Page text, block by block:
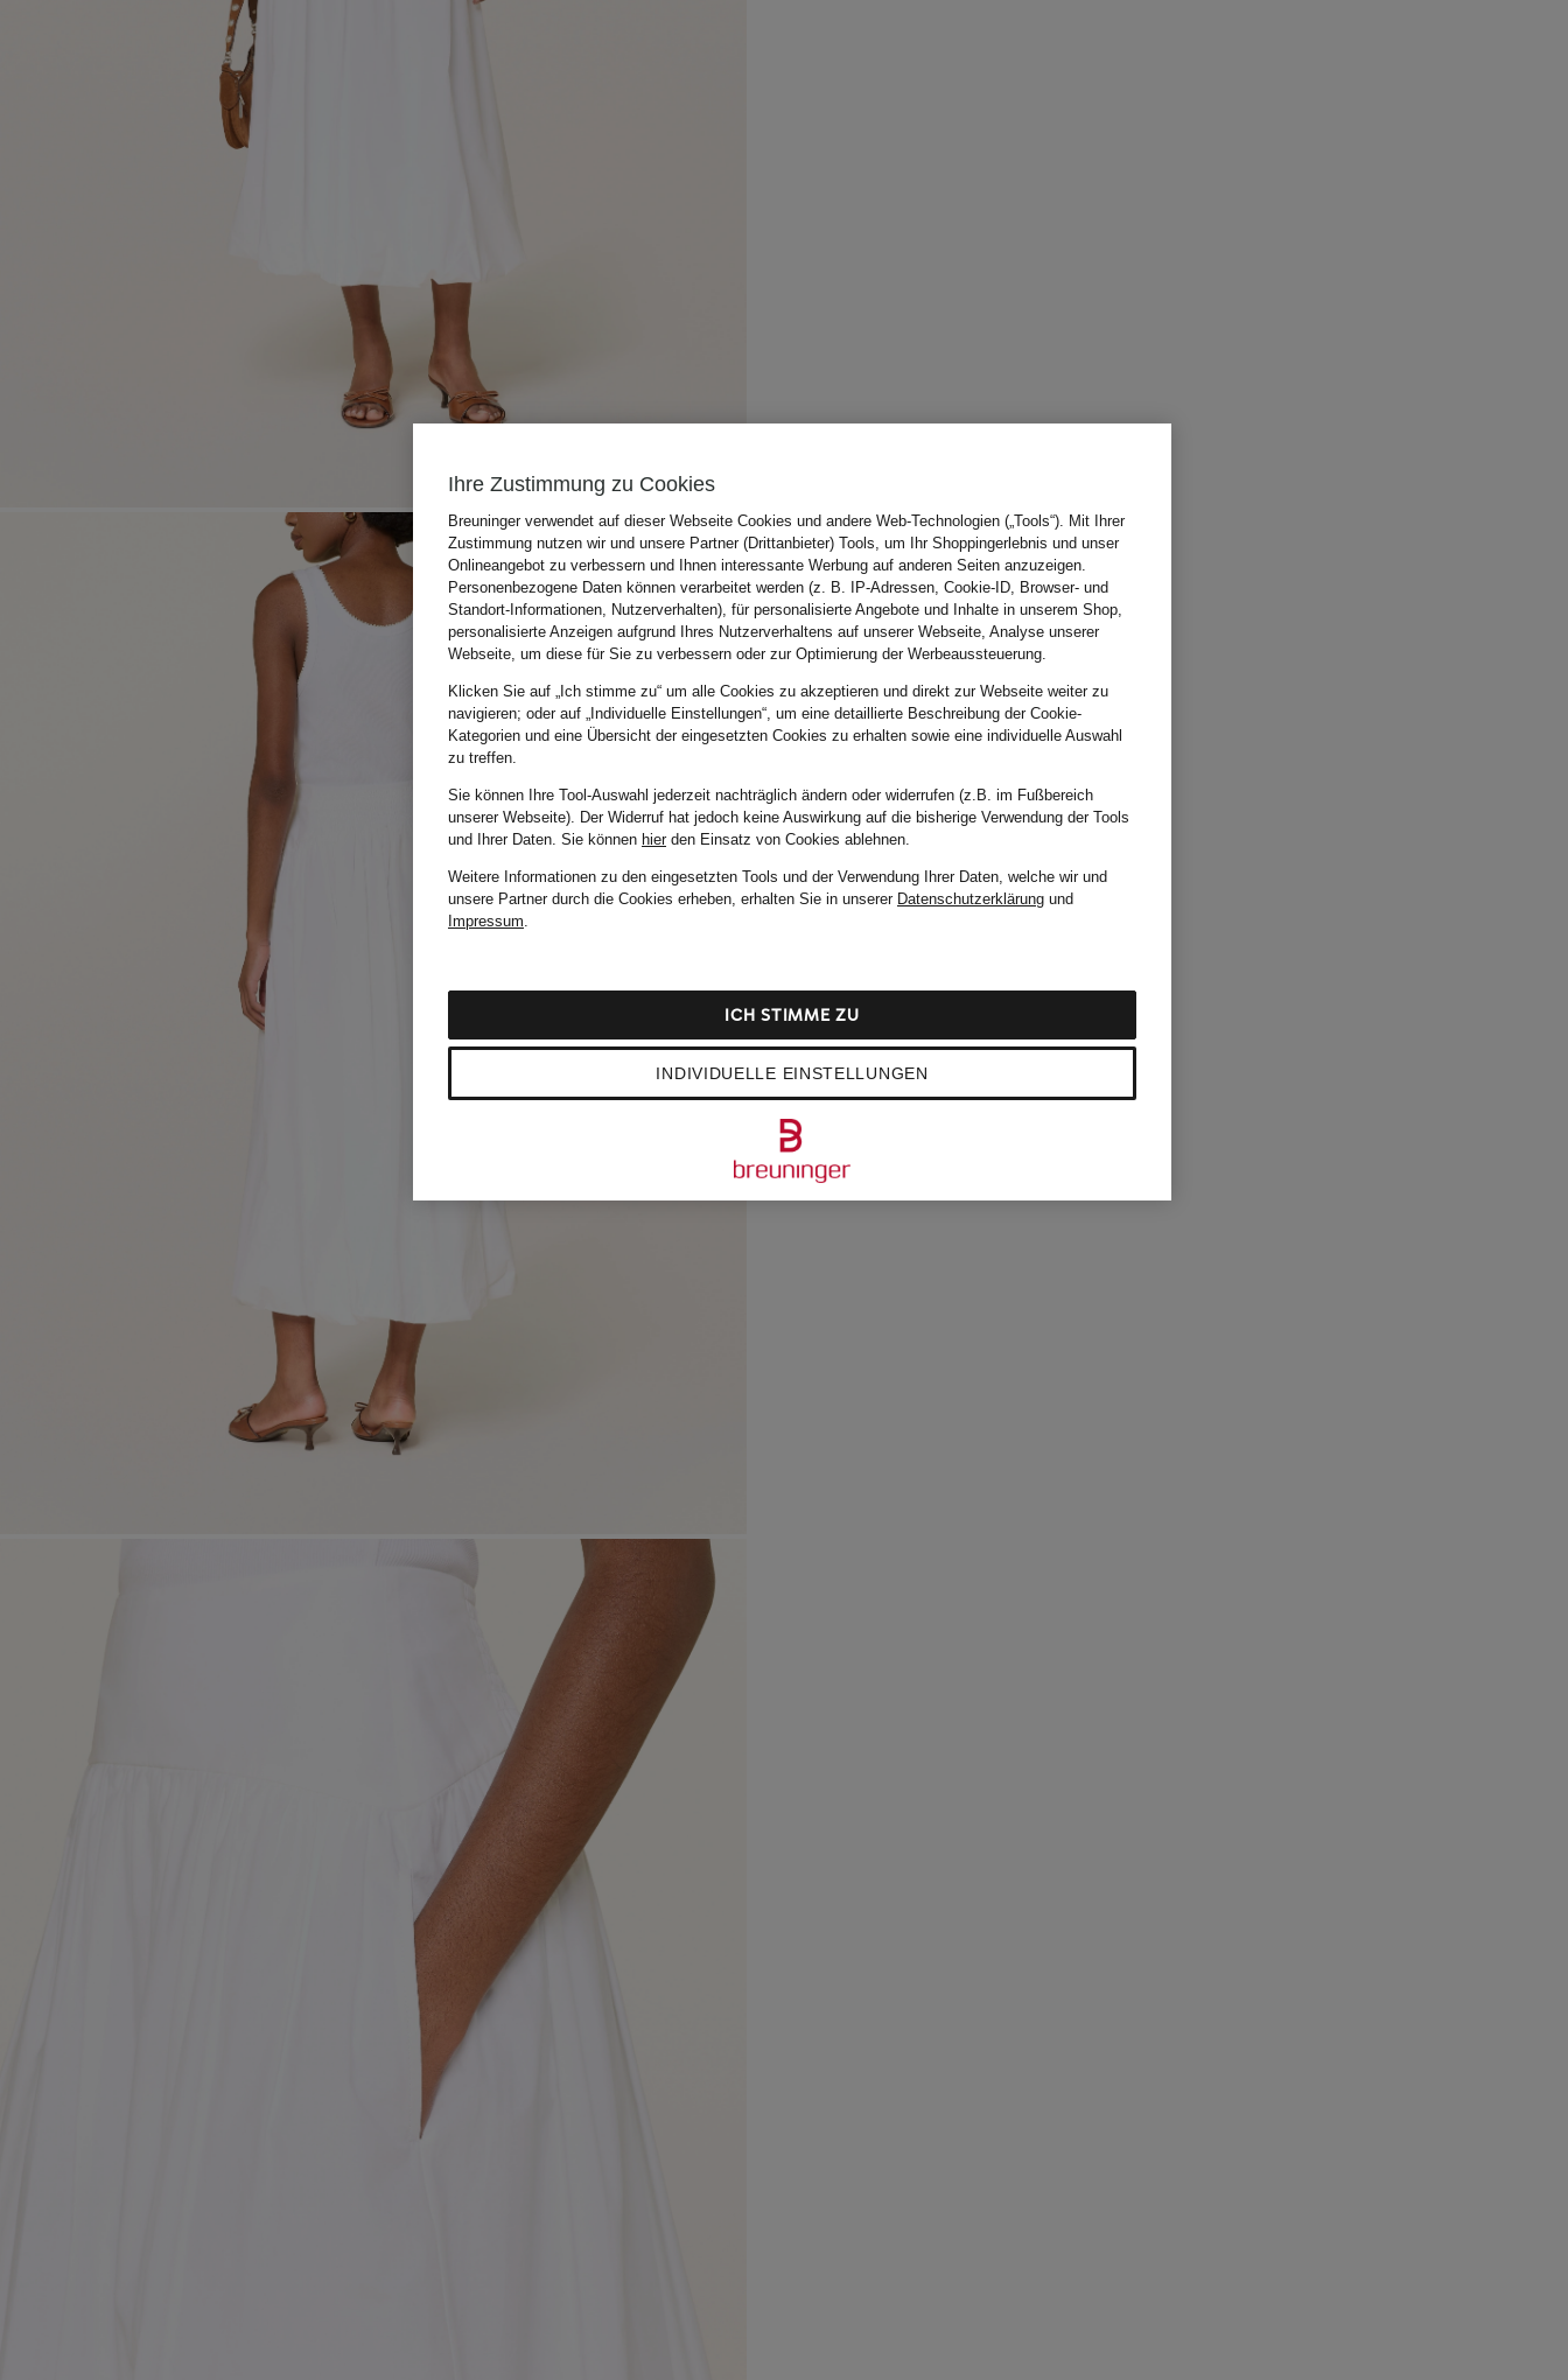
Ihre Zustimmung zu Cookies
Breuninger verwendet auf dieser Webseite Cookies und andere Web-Technologien („Tools“). Mit Ihrer
Zustimmung nutzen wir und unsere Partner (Drittanbieter) Tools, um Ihr Shoppingerlebnis und unser
Onlineangebot zu verbessern und Ihnen interessante Werbung auf anderen Seiten anzuzeigen.
Personenbezogene Daten können verarbeitet werden (z. B. IP-Adressen, Cookie-ID, Browser- und
Standort-Informationen, Nutzerverhalten), für personalisierte Angebote und Inhalte in unserem Shop,
personalisierte Anzeigen aufgrund Ihres Nutzerverhaltens auf unserer Webseite, Analyse unserer
Webseite, um diese für Sie zu verbessern oder zur Optimierung der Werbeaussteuerung.
Klicken Sie auf „Ich stimme zu“ um alle Cookies zu akzeptieren und direkt zur Webseite weiter zu
navigieren; oder auf „Individuelle Einstellungen“, um eine detaillierte Beschreibung der Cookie-
Kategorien und eine Übersicht der eingesetzten Cookies zu erhalten sowie eine individuelle Auswahl
zu treffen.
Sie können Ihre Tool-Auswahl jederzeit nachträglich ändern oder widerrufen (z.B. im Fußbereich
unserer Webseite). Der Widerruf hat jedoch keine Auswirkung auf die bisherige Verwendung der Tools
und Ihrer Daten. Sie können hierden Einsatz von Cookies ablehnen.
Weitere Informationen zu den eingesetzten Tools und der Verwendung Ihrer Daten, welche wir und
unsere Partner durch die Cookies erheben, erhalten Sie in unserer Datenschutzerklärung und
Impressum.
INDIVIDUELLE EINSTELLUNGEN
ICH STIMME ZU